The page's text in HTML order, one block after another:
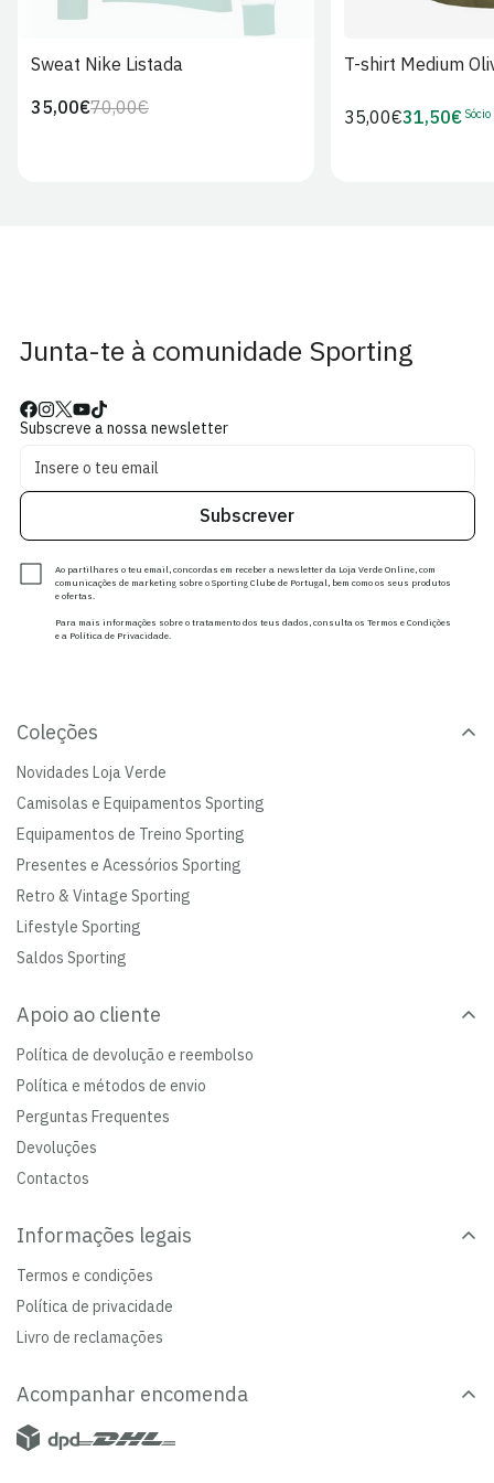
Sweat Nike Listada
Preço
70,00€Preço
35,00€
T-shirt Medium
Preço
35,00€Preço
31,50€ Sócio
Junta-te à comunidade Sporting
Subscreve a nossa newsletter
Subscrever
Ao partilhares o teu email, concordas em receber a newsletter da Loja Verde Online, com
comunicações de marketing sobre o Sporting Clube de Portugal, bem como os seus produtos
e ofertas.
Para mais informações sobre o tratamento dos teus dados, consulta os Termos e Condições
e a Política de Privacidade.
Coleções
Novidades Loja Verde
Camisolas e Equipamentos Sporting
Equipamentos de Treino Sporting
Presentes e Acessórios Sporting
Retro & Vintage Sporting
Lifestyle Sporting
Saldos Sporting
Apoio ao cliente
Política de devolução e reembolso
Política e métodos de envio
Perguntas Frequentes
Devoluções
Contactos
Informações legais
Termos e condições
Política de privacidade
Livro de reclamações
Acompanhar encomenda